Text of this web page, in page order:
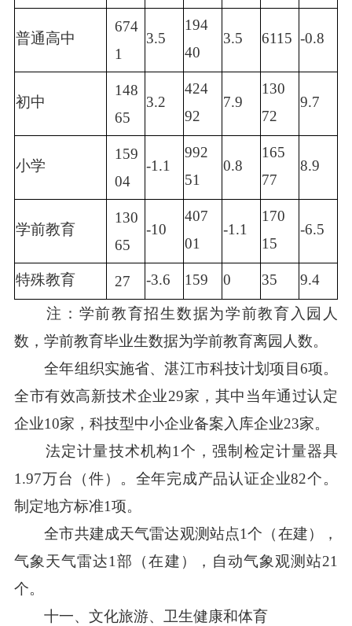
普通高中
674
1
3.5
194
40
3.5 6115 -0.8
初中
148
65
3.2
424
92
7.9
130
72
9.7
小学
159
04
-1.1
992
51
0.8
165
77
8.9
学前教育
130
65
-10
407
01
-1.1
170
15
-6.5
特殊教育 27 -3.6 159 0 35 9.4
注：学前教育招生数据为学前教育入园人
数，学前教育毕业生数据为学前教育离园人数。
全年组织实施省、湛江市科技计划项目6项。
全市有效高新技术企业29家，其中当年通过认定
企业10家，科技型中小企业备案入库企业23家。
法定计量技术机构1个，强制检定计量器具
1.97万台（件）。全年完成产品认证企业82个。
制定地方标准1项。
全市共建成天气雷达观测站点1个（在建），
气象天气雷达1部（在建），自动气象观测站21
个。
十一、文化旅游、卫生健康和体育